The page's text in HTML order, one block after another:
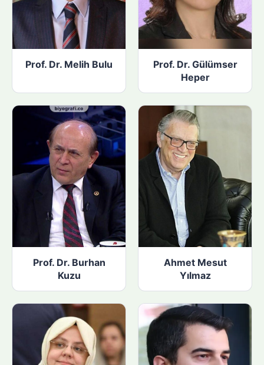
Prof. Dr. Melih Bulu
Prof. Dr. Gülümser
Heper
Prof. Dr. Burhan
Kuzu
Ahmet Mesut
Yılmaz